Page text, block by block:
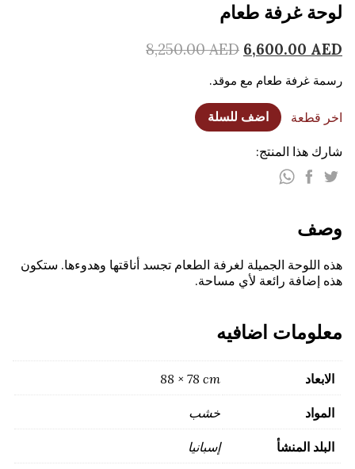
لوحة غرفة طعام
8,250.00AED 6,600.00 AED
رسمة غرفة طعام مع موقد.
اخر قطعة اضف للسلة
شارك هذا المنتج:
وصف
هذه اللوحة الجميلة لغرفة الطعام تجسد أناقتها وهدوءها. ستكون
هذه إضافة رائعة لأي مساحة.
معلومات اضافيه
الابعاد 88 × 78 cm
المواد خشب
البلد المنشأ إسبانيا